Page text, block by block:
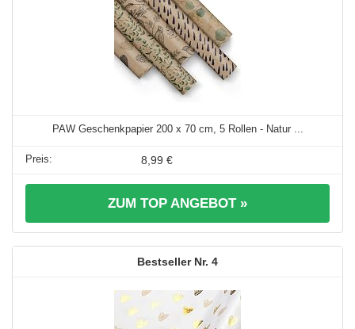
PAW Geschenkpapier 200 x 70 cm, 5 Rollen - Natur ...
8,99 €
ZUM TOP ANGEBOT »
4